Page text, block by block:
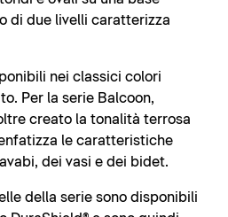
di due livelli caratterizza
nei classici colori
Per la serie Balcoon,
creato la tonalità terrosa
le caratteristiche
dei vasi e dei bidet.
della serie sono disponibili